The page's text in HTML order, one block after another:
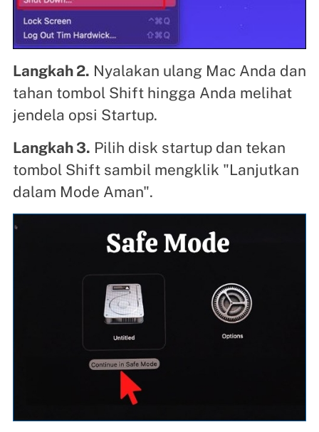
Langkah 2. Nyalakan ulang Mac Anda dan
tahan tombol Shift hingga Anda melihat
jendela opsi Startup.
Langkah 3. Pilih disk startup dan tekan
tombol Shift sambil mengklik "Lanjutkan
dalam Mode Aman".